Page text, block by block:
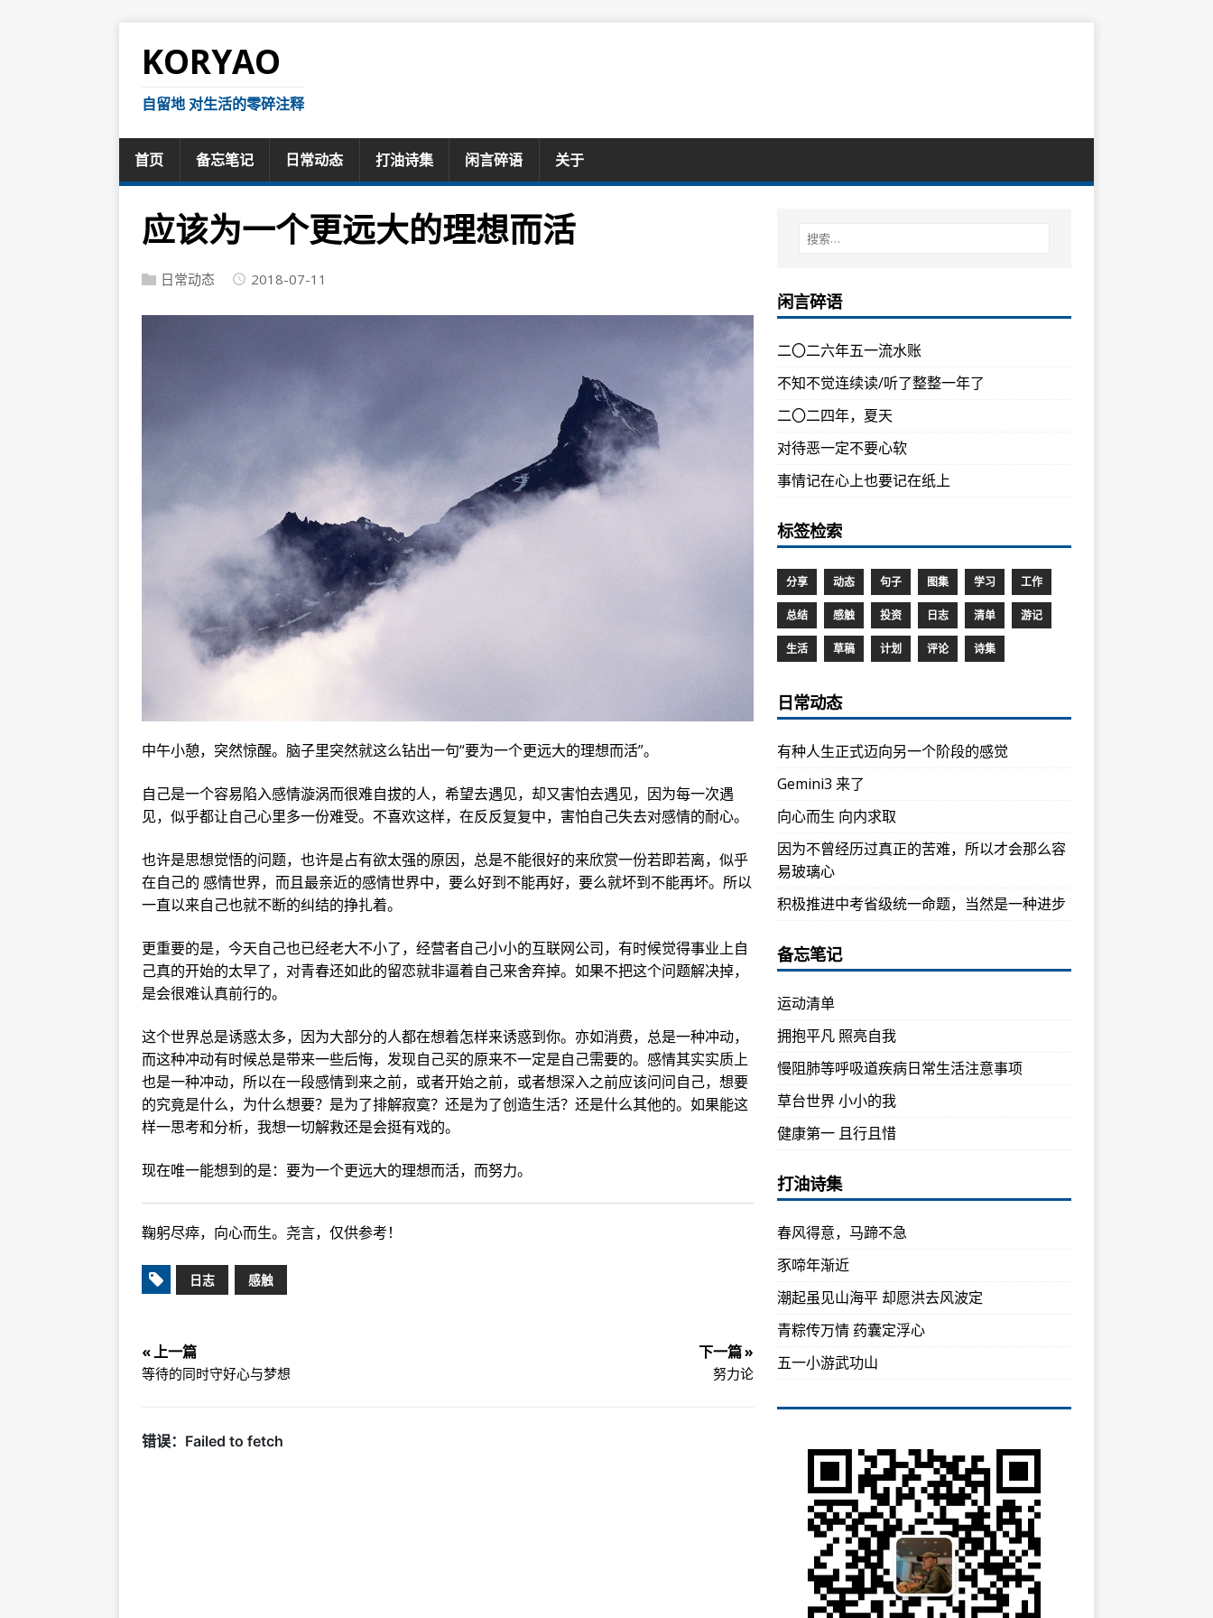
KORYAO
自留地 对生活的零碎注释
首页 备忘笔记 日常动态 打油诗集 闲言碎语 关于
应该为一个更远大的理想而活
日常动态 2018-07-11
中午小憩，突然惊醒。脑子里突然就这么钻出一句“要为一个更远大的理想而活”。
自己是一个容易陷入感情漩涡而很难自拔的人，希望去遇见，却又害怕去遇见，因为每一次遇
见，似乎都让自己心里多一份难受。不喜欢这样，在反反复复中，害怕自己失去对感情的耐心。
也许是思想觉悟的问题，也许是占有欲太强的原因，总是不能很好的来欣赏一份若即若离，似乎
在自己的 感情世界，而且最亲近的感情世界中，要么好到不能再好，要么就坏到不能再坏。所以
一直以来自己也就不断的纠结的挣扎着。
更重要的是，今天自己也已经老大不小了，经营者自己小小的互联网公司，有时候觉得事业上自
己真的开始的太早了，对青春还如此的留恋就非逼着自己来舍弃掉。如果不把这个问题解决掉，
是会很难认真前行的。
这个世界总是诱惑太多，因为大部分的人都在想着怎样来诱惑到你。亦如消费，总是一种冲动，
而这种冲动有时候总是带来一些后悔，发现自己买的原来不一定是自己需要的。感情其实实质上
也是一种冲动，所以在一段感情到来之前，或者开始之前，或者想深入之前应该问问自己，想要
的究竟是什么，为什么想要？是为了排解寂寞？还是为了创造生活？还是什么其他的。如果能这
样一思考和分析，我想一切解救还是会挺有戏的。
现在唯一能想到的是：要为一个更远大的理想而活，而努力。
鞠躬尽瘁，向心而生。尧言，仅供参考！
日志 感触
« 上一篇
等待的同时守好心与梦想
下一篇 »
努力论
闲言碎语
二〇二六年五一流水账
不知不觉连续读/听了整整一年了
二〇二四年，夏天
对待恶一定不要心软
事情记在心上也要记在纸上
标签检索
分享 动态 句子 图集 学习 工作
总结 感触 投资 日志 清单 游记
生活 草稿 计划 评论 诗集
日常动态
有种人生正式迈向另一个阶段的感觉
Gemini3 来了
向心而生 向内求取
因为不曾经历过真正的苦难，所以才会那么容
易玻璃心
积极推进中考省级统一命题，当然是一种进步
备忘笔记
运动清单
拥抱平凡 照亮自我
慢阻肺等呼吸道疾病日常生活注意事项
草台世界 小小的我
健康第一 且行且惜
打油诗集
春风得意，马蹄不急
豕啼年渐近
潮起虽见山海平 却愿洪去风波定
青粽传万情 药囊定浮心
五一小游武功山